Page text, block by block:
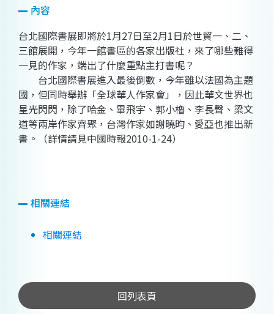
內容
台北國際書展即將於1月27日至2月1日於世貿一、二、
三館展開，今年一館書區的各家出版社，來了哪些難得
一見的作家，端出了什麼重點主打書呢？
台北國際書展進入最後倒數，今年雖以法國為主題
國，但同時舉辦「全球華人作家會」，因此華文世界也
星光閃閃，除了哈金、畢飛宇、郭小櫓、李長聲、梁文
道等兩岸作家齊聚，台灣作家如謝曉昀、愛亞也推出新
書。（詳情請見中國時報2010-1-24）
相關連結
相關連結
回列表頁